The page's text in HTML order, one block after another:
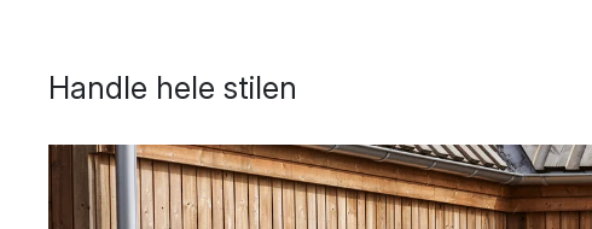
Handle hele stilen